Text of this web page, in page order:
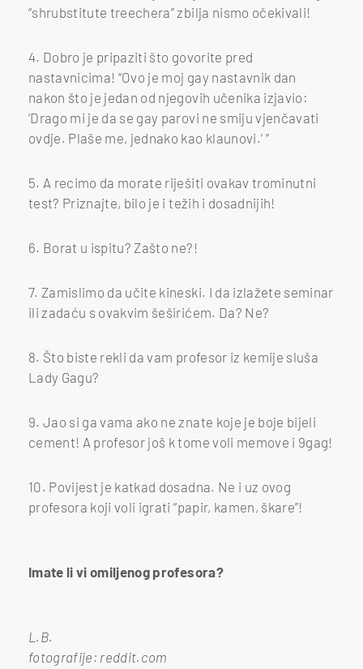
“shrubstitute treechera” zbilja nismo očekivali!
4. Dobro je pripaziti što govorite pred
nastavnicima! “Ovo je moj gay nastavnik dan
nakon što je jedan od njegovih učenika izjavio:
‘Drago mi je da se gay parovi ne smiju vjenčavati
ovdje. Plaše me, jednako kao klaunovi.’ ”
5. A recimo da morate riješiti ovakav trominutni
test? Priznajte, bilo je i težih i dosadnijih!
6. Borat u ispitu? Zašto ne?!
7. Zamislimo da učite kineski. I da izlažete seminar
ili zadaću s ovakvim šeširićem. Da? Ne?
8. Što biste rekli da vam profesor iz kemije sluša
Lady Gagu?
9. Jao si ga vama ako ne znate koje je boje bijeli
cement! A profesor još k tome voli memove i 9gag!
10. Povijest je katkad dosadna. Ne i uz ovog
profesora koji voli igrati “papir, kamen, škare”!
Imate li vi omiljenog profesora?
L.B.
fotografije: reddit.com